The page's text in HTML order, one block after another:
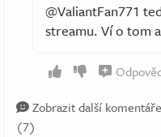
@ValiantFan771
streamu. Ví o tom
Zobrazit další komentáře
(7)